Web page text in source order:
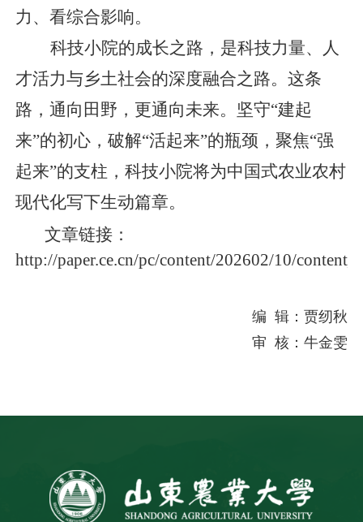
力、看综合影响。
科技小院的成长之路，是科技力量、人
才活力与乡土社会的深度融合之路。这条
路，通向田野，更通向未来。坚守“建起
来”的初心，破解“活起来”的瓶颈，聚焦“强
起来”的支柱，科技小院将为中国式农业农村
现代化写下生动篇章。
文章链接：
http://paper.ce.cn/pc/content/202602/10/
编 辑：贾纫秋
审 核：牛金雯